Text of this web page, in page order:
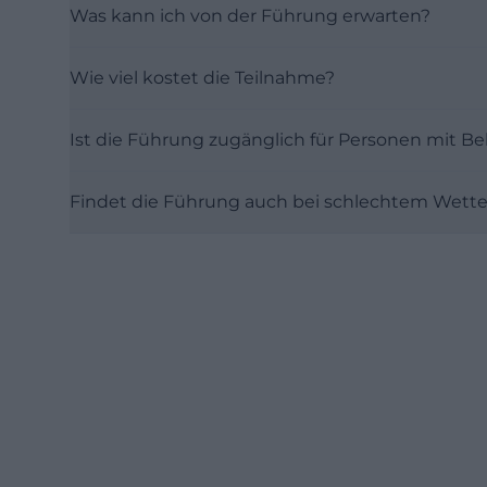
Was kann ich von der Führung erwarten?
Wie viel kostet die Teilnahme?
Ist die Führung zugänglich für Personen mit
Findet die Führung auch bei schlechtem